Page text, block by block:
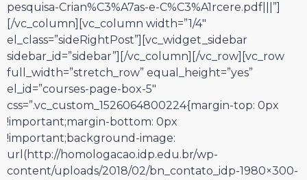
pesquisa-Crian%C3%A7as-e-C%C3%A1rcere.pdf|||”]
[/vc_column][vc_column width=”1/4″
el_class=”sideRightPost”][vc_widget_sidebar
sidebar_id=”sidebar”][/vc_column][/vc_row][vc_row
full_width=”stretch_row” equal_height=”yes”
el_id=”courses-page-box-5″
css=”.vc_custom_1526064800224{margin-top: 0px
!important;margin-bottom: 0px
!important;background-image:
url(http://homologacao.idp.edu.br/wp-
content/uploads/2018/02/bn_contato_idp-1980×300-